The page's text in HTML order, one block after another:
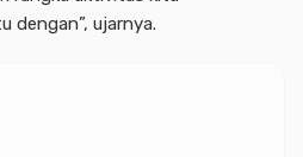
dengan”, ujarnya.